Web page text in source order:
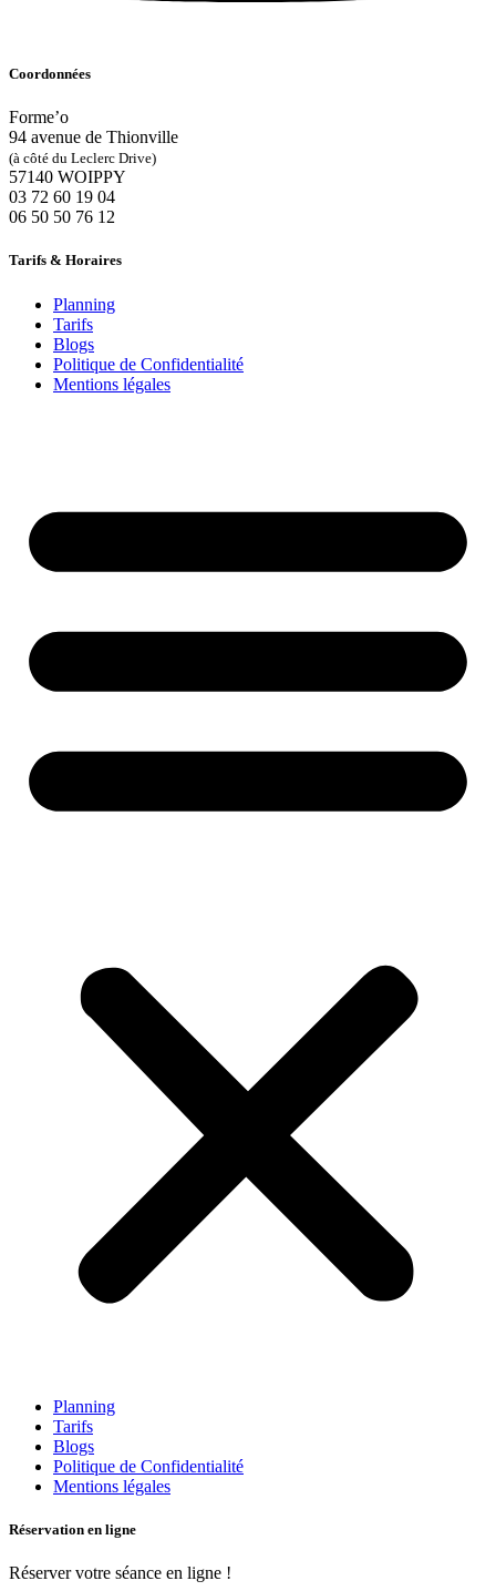
Coordonnées
Forme’o
94 avenue de Thionville
(à côté du Leclerc Drive)
57140 WOIPPY
‭03 72 60 19 04‬
06 50 50 76 12
Tarifs & Horaires
Planning
Tarifs
Blogs
Politique de Confidentialité
Mentions légales
Planning
Tarifs
Blogs
Politique de Confidentialité
Mentions légales
Réservation en ligne
Réserver votre séance en ligne !